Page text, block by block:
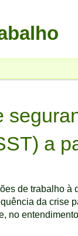
a
de trabalho à
da crise
no